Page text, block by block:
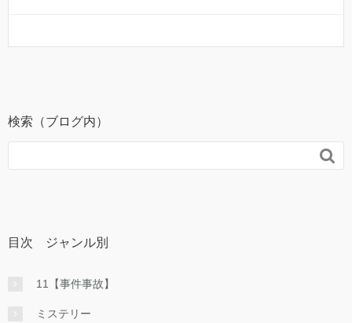
検索（ブログ内）

目次 ジャンル別
11【事件事故】
ミステリー